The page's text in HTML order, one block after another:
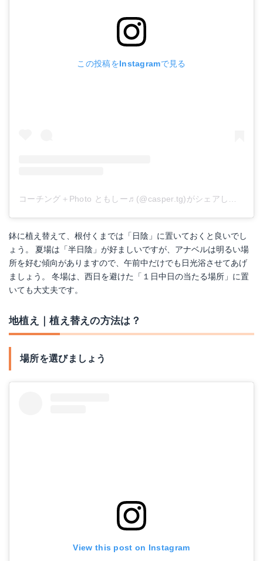
この投稿をInstagramで見る
コーチング＋Photo ともしー♬(@casper.tg)がシェアした投稿
鉢に植え替えて、根付くまでは「日陰」に置いておくと良いでし
ょう。 夏場は「半日陰」が好ましいですが、アナベルは明るい場
所を好む傾向がありますので、午前中だけでも日光浴させてあげ
ましょう。 冬場は、西日を避けた「１日中日の当たる場所」に置
いても大丈夫です。
地植え｜植え替えの方法は？
場所を選びましょう
View this post on Instagram